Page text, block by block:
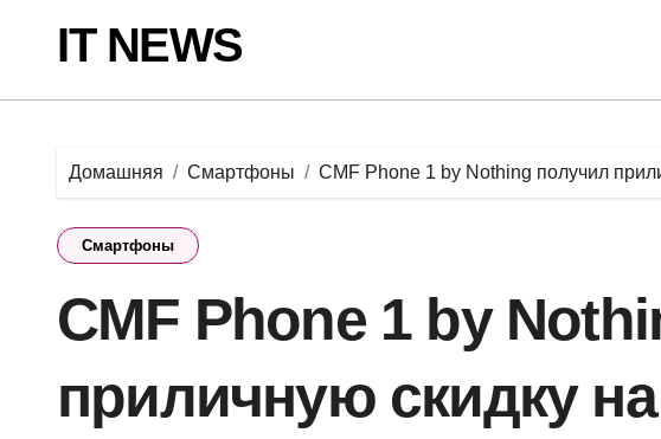
содержаниюIT NEWS
Домашняя Смартфоны CMF Phone 1 by Nothing получил
Смартфоны
CMF Phone 1 by
приличную скидку